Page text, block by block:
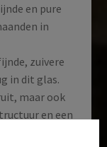
en pure
in
zuivere
in dit glas.
maar ook
en een